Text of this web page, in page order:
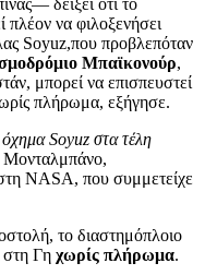
να φιλοξενήσει
Soyuz,που προβλεπόταν
Μπαϊκονούρ,
μπορεί να επισπευστεί
πλήρωμα, εξήγησε.
Soyuz στα τέλη
NASA, που συμμετείχε
το διαστημόπλοιο
στη Γη χωρίς πλήρωμα.